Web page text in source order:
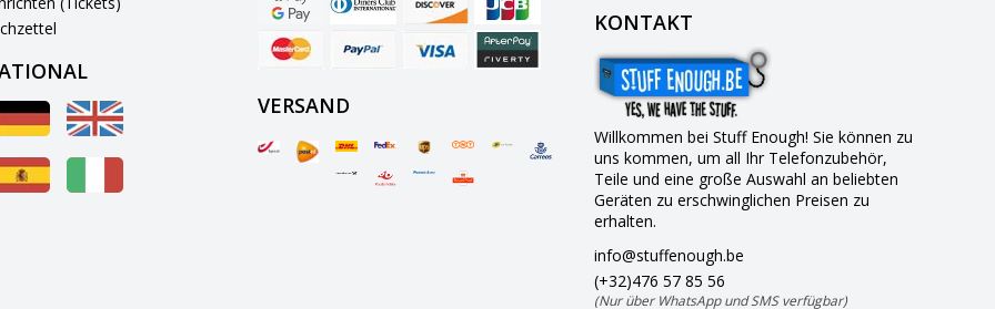
VERSAND
KONTAKT
Willkommen bei Stuff Enough! Sie können zu
uns kommen, um all Ihr Telefonzubehör,
Teile und eine große Auswahl an beliebten
Geräten zu erschwinglichen Preisen zu
erhalten.
info@stuffenough.be
(+32)476 57 85 56
(Nur über WhatsApp und SMS verfügbar)